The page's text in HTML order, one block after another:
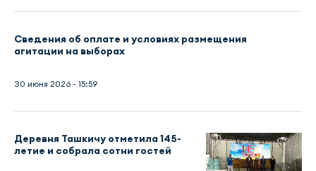
Сведения об оплате и условиях размещения
агитации на выборах
30 июня 2026 - 15:59
Деревня Ташкичу отметила 145-
летие и собрала сотни гостей